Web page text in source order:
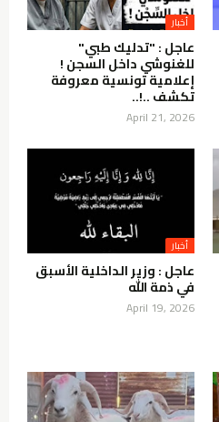
عاجل : "تدليك طبي"
للغنوشي داخل السجن !
إعلامية تونسية معروفة
تكشف ..!..
April 21, 2026
عاجل : وزير الداخلية الأسبق
في ذمة الله
April 19, 2026